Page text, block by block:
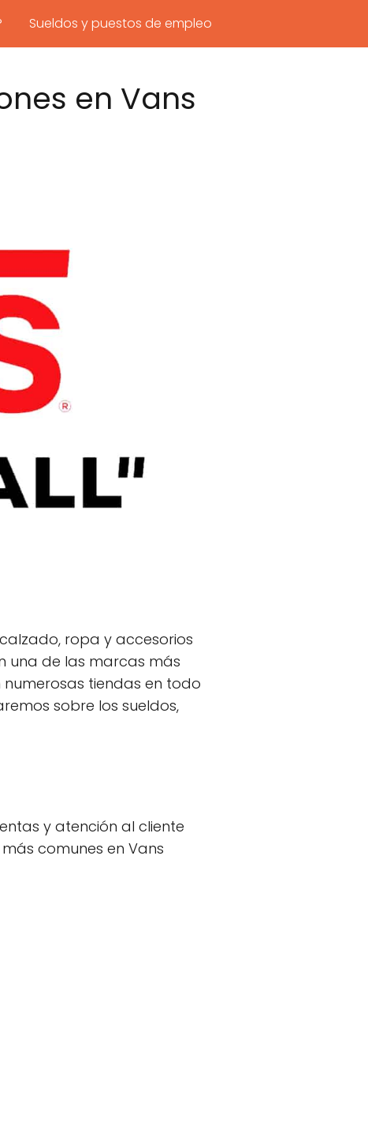
Sueldos y puestos de empleo
en Vans
ropa y accesorios
una de las marcas más
tiendas en todo
sobre los sueldos,
y atención al cliente
comunes en Vans